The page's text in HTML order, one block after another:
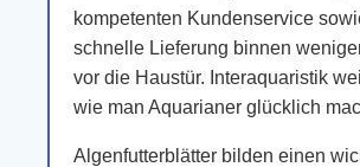
kompetenten Kundenservice
schnelle Lieferung binnen
vor die Haustür. Interaquaristik
wie man Aquarianer glücklich
Algenfutterblätter bilden einen